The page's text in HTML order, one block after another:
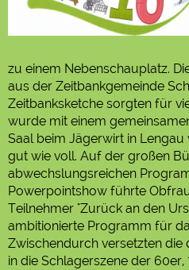
zu einem Nebenschauplatz.
aus der Zeitbankgemeinde
Zeitbanksketche sorgten für
wurde mit einem
Saal beim Jägerwirt in Lengau
gut wie voll. Auf der großen
abwechslungsreichen
Powerpointshow führte
Teilnehmer "Zurück an den
ambitionierte Programm für
Zwischendurch versetzten die
in die Schlagerszene der